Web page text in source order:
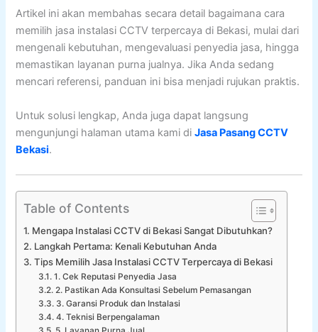
Artikel ini akan membahas secara detail bagaimana cara
memilih jasa instalasi CCTV terpercaya di Bekasi, mulai dari
mengenali kebutuhan, mengevaluasi penyedia jasa, hingga
memastikan layanan purna jualnya. Jika Anda sedang
mencari referensi, panduan ini bisa menjadi rujukan praktis.
Untuk solusi lengkap, Anda juga dapat langsung
mengunjungi halaman utama kami diJasa Pasang CCTV
Bekasi.
Table of Contents
Mengapa Instalasi CCTV di Bekasi Sangat Dibutuhkan?
Langkah Pertama: Kenali Kebutuhan Anda
Tips Memilih Jasa Instalasi CCTV Terpercaya di Bekasi
1. Cek Reputasi Penyedia Jasa
2. Pastikan Ada Konsultasi Sebelum Pemasangan
3. Garansi Produk dan Instalasi
4. Teknisi Berpengalaman